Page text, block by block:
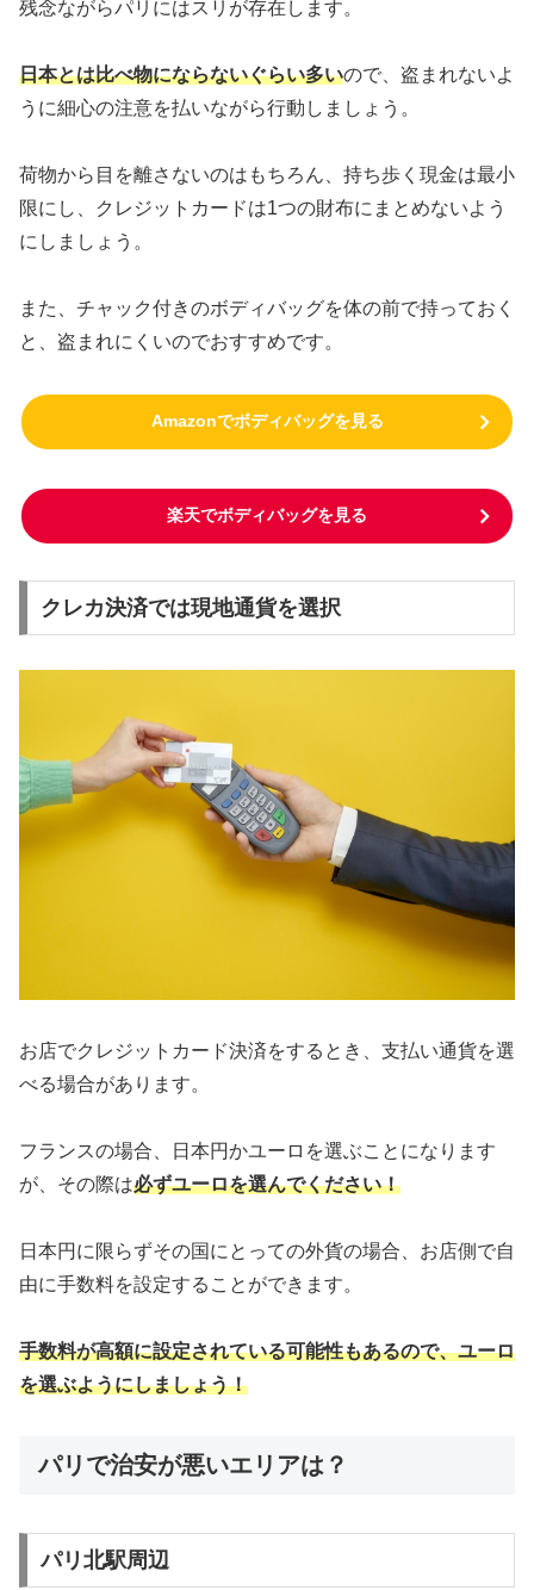
残念ながらパリにはスリが存在します。
日本とは比べ物にならないぐらい多いので、盗まれないよ
うに細心の注意を払いながら行動しましょう。
荷物から目を離さないのはもちろん、持ち歩く現金は最小
限にし、クレジットカードは1つの財布にまとめないよう
にしましょう。
また、チャック付きのボディバッグを体の前で持っておく
と、盗まれにくいのでおすすめです。
Amazonでボディバッグを見る
楽天でボディバッグを見る
クレカ決済では現地通貨を選択
お店でクレジットカード決済をするとき、支払い通貨を選
べる場合があります。
フランスの場合、日本円かユーロを選ぶことになります
が、その際は必ずユーロを選んでください！
日本円に限らずその国にとっての外貨の場合、お店側で自
由に手数料を設定することができます。
手数料が高額に設定されている可能性もあるので、ユーロ
を選ぶようにしましょう！
パリで治安が悪いエリアは？
パリ北駅周辺